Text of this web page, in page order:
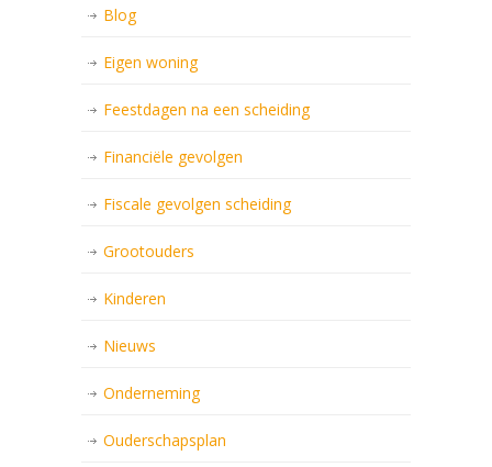
Blog
Eigen woning
Feestdagen na een scheiding
Financiële gevolgen
Fiscale gevolgen scheiding
Grootouders
Kinderen
Nieuws
Onderneming
Ouderschapsplan